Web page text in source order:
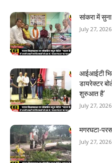
सांकरा में
July 27, 2026
आईआईटी
डायरेक्टर
शुरुआत है’
July 27, 2026
मगरघटा-
July 27, 2026